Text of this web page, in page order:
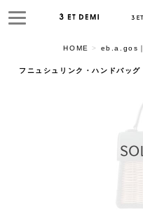
HOME > eb.a.gos
フニュシュリンク・ハンドバッ